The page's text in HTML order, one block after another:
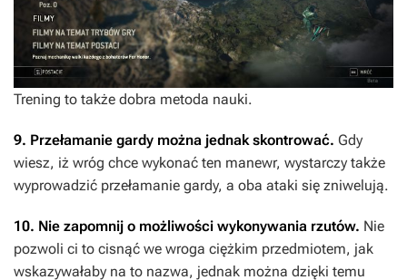
Trening to także dobra metoda nauki.
9. Przełamanie gardy można jednak skontrować. Gdy
wiesz, iż wróg chce wykonać ten manewr, wystarczy także
wyprowadzić przełamanie gardy, a oba ataki się zniwelują.
10. Nie zapomnij o możliwości wykonywania rzutów. Nie
pozwoli ci to cisnąć we wroga ciężkim przedmiotem, jak
wskazywałaby na to nazwa, jednak można dzięki temu